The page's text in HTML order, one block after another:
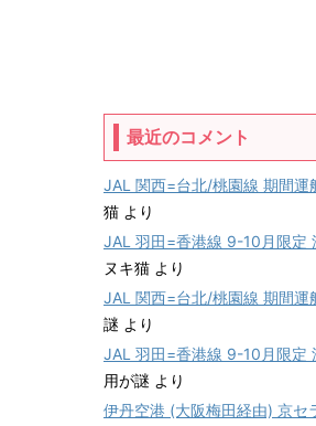
最近のコメント
JAL 関西=台北/桃園線 期間運
猫 より
JAL 羽田=香港線 9-10月限定
ヌキ猫 より
JAL 関西=台北/桃園線 期間運
謎 より
JAL 羽田=香港線 9-10月限定
用が謎 より
伊丹空港 (大阪梅田経由) 京セ